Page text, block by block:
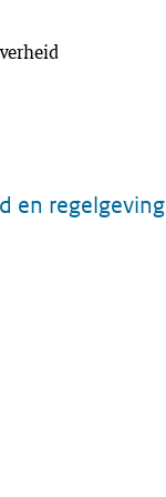
en regelgeving